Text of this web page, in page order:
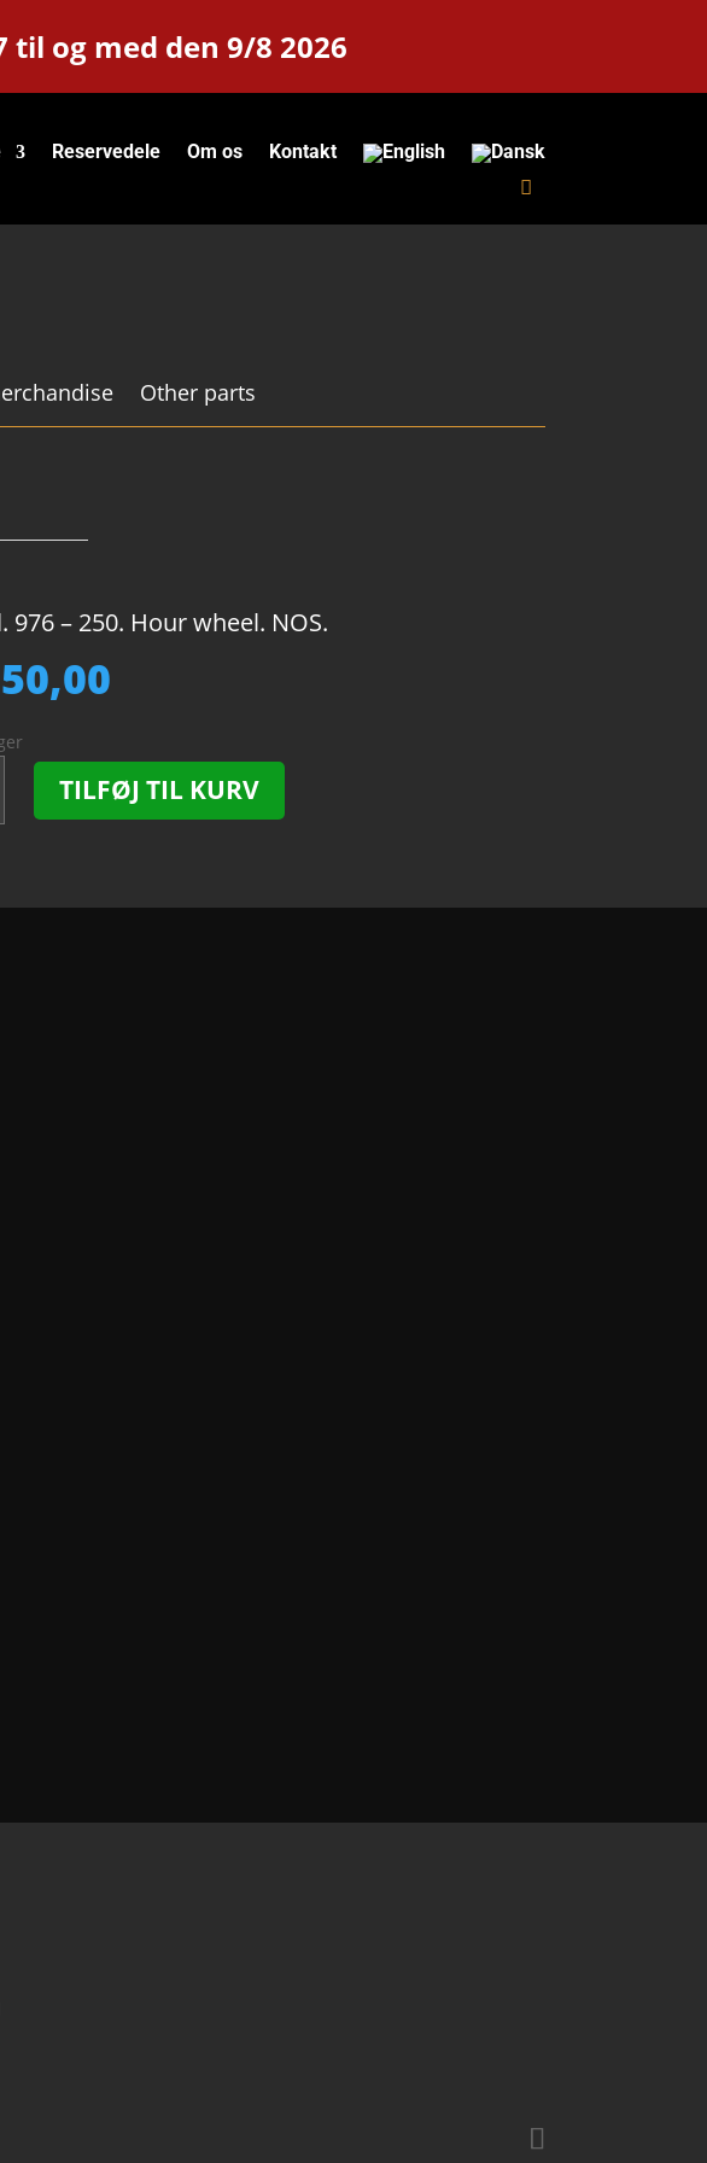
og med den 9/8 2026
Reservedele Om os Kontakt
Other parts
976 – 250. Hour wheel. NOS.
50,00
TILFØJ TIL KURV